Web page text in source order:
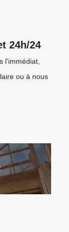
24h/24
l’immédiat,
ou à nous